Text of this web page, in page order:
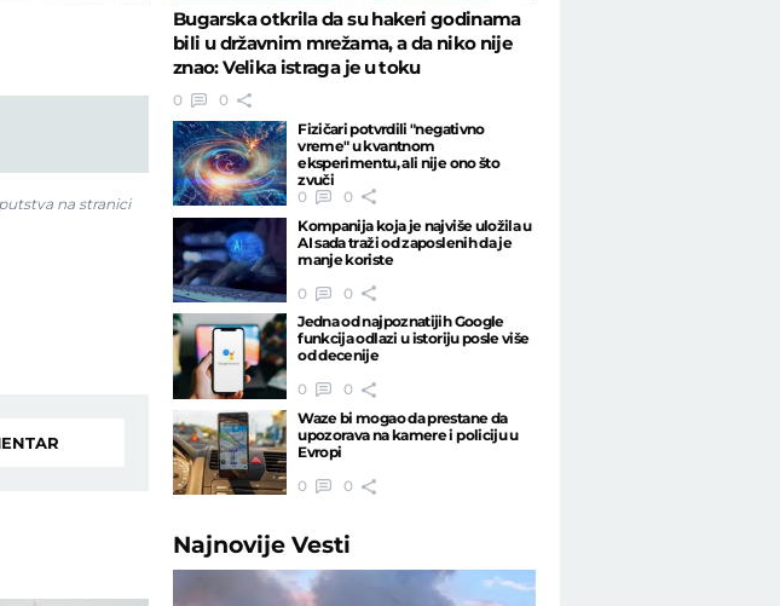
na stranici
Bugarska otkrila da su hakeri godinama
bili u državnim mrežama, a da niko nije
znao: Velika istraga je u toku
0
0
Fizičari potvrdili "negativno
vreme" u kvantnom
eksperimentu, ali nije ono što
zvuči
0
0
Kompanija koja je najviše uložila u
AI sada traži od zaposlenih da je
manje koriste
0
0
Jedna od najpoznatijih Google
funkcija odlazi u istoriju posle više
od decenije
0
0
Waze bi mogao da prestane da
upozorava na kamere i policiju u
Evropi
0
0
NajnovijeVesti